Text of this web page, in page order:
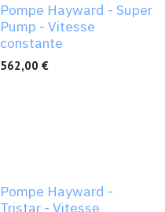
Pompe Hayward - Super
Pump - Vitesse
constante
562,00 €
Pompe Hayward -
Tristar - Vitesse